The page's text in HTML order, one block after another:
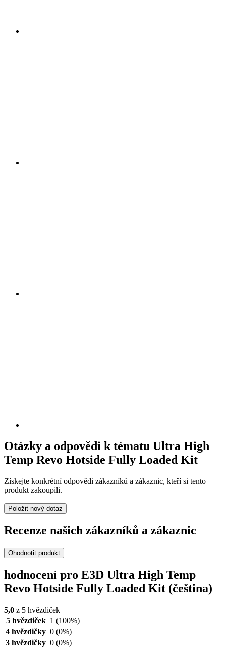
Otázky a odpovědi k tématu Ultra High
Temp Revo Hotside Fully Loaded Kit
Získejte konkrétní odpovědi zákazníků a zákaznic, kteří si tento
produkt zakoupili.
Položit nový dotaz
Recenze našich zákazníků a zákaznic
Ohodnotit produkt
hodnocení pro E3D Ultra High Temp
Revo Hotside Fully Loaded Kit (čeština)
5,0 z 5 hvězdiček
5 hvězdiček 1 (100%)
4 hvězdičky 0 (0%)
3 hvězdičky 0 (0%)